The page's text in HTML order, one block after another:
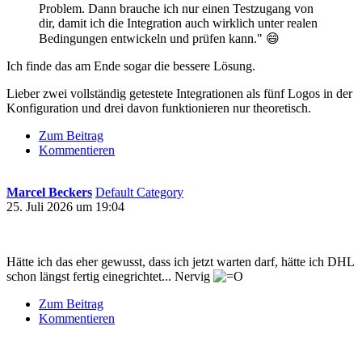
Problem. Dann brauche ich nur einen Testzugang von
dir, damit ich die Integration auch wirklich unter realen
Bedingungen entwickeln und prüfen kann." 😄
Ich finde das am Ende sogar die bessere Lösung.
Lieber zwei vollständig getestete Integrationen als fünf Logos in der
Konfiguration und drei davon funktionieren nur theoretisch.
Zum Beitrag
Kommentieren
Marcel Beckers Default Category
25. Juli 2026 um 19:04
Hätte ich das eher gewusst, dass ich jetzt warten darf, hätte ich DHL
schon längst fertig einegrichtet... Nervig
Zum Beitrag
Kommentieren